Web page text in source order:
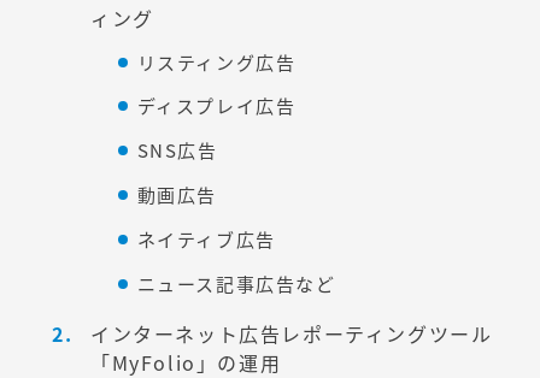
ィング
リスティング広告
ディスプレイ広告
SNS広告
動画広告
ネイティブ広告
ニュース記事広告など
インターネット広告レポーティングツール
「MyFolio」の運用